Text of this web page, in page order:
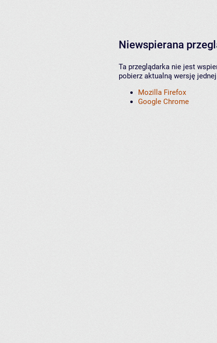
Niewspierana
Ta przeglądarka nie jest
pobierz aktualną wersję
Mozilla Firefox
Google Chrome